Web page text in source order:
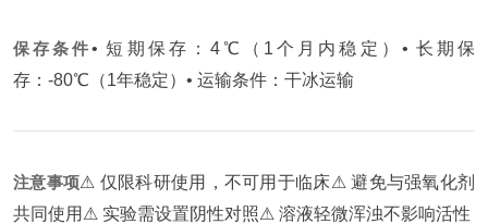
保存条件• 短期保存：4℃（1个月内稳定） • 长期保
存：-80℃（1年稳定） • 运输条件：干冰运输
注意事项⚠ 仅限科研使用，不可用于临床⚠ 避免与强氧化剂
共同使用 ⚠ 实验需设置阴性对照⚠ 溶液轻微浑浊不影响活性